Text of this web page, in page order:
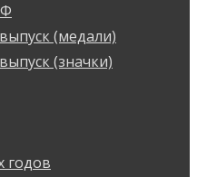
(медали)
(значки)
годов